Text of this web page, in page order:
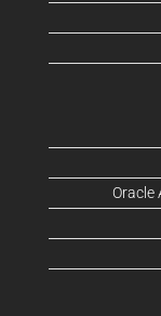
Oracle